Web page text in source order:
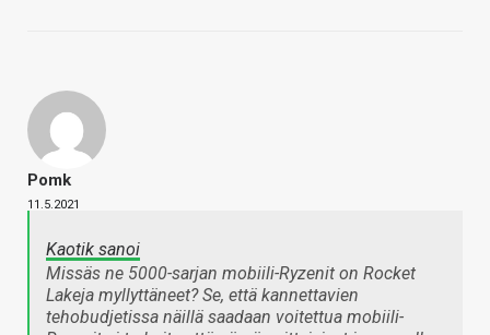
Pomk
11.5.2021
Kaotik sanoi
Missäs ne 5000-sarjan mobiili-Ryzenit on Rocket
Lakeja myllyttäneet? Se, että kannettavien
tehobudjetissa näillä saadaan voitettua mobiili-